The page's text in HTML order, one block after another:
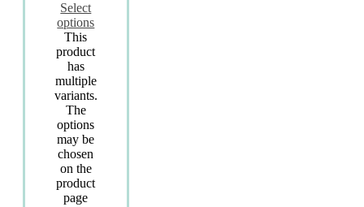
Select
options
This
product
has
multiple
variants.
The
options
may be
chosen
on the
product
page